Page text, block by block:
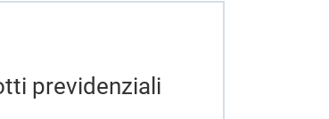
previdenziali